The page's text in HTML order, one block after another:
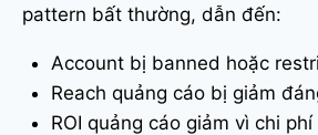
pattern bất thường, dẫn đến:
Account bị banned hoặc
Reach quảng cáo bị giảm
ROI quảng cáo giảm vì chi